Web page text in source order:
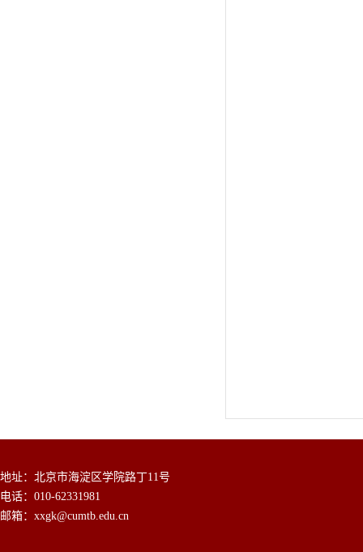
地址：北京市海淀区学院路丁11号
电话：010-62331981
邮箱：xxgk@cumtb.edu.cn